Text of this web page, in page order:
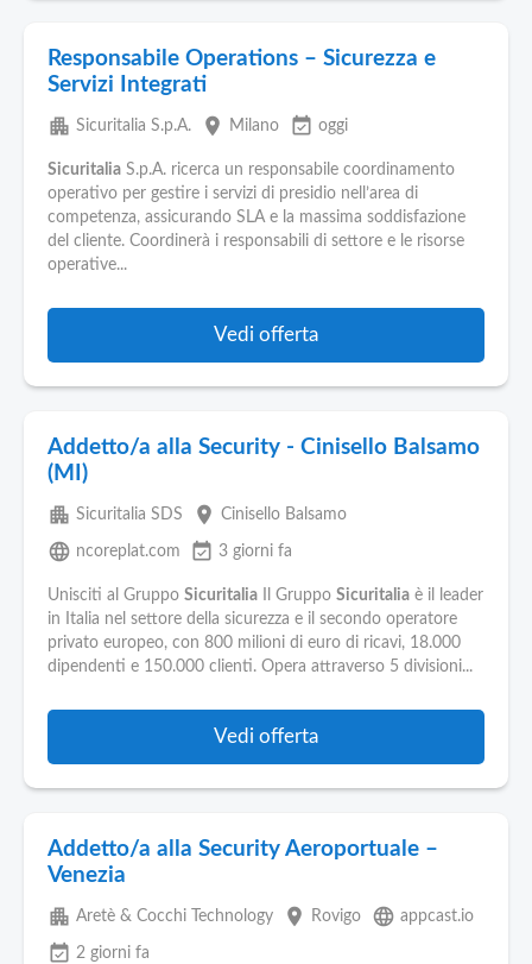
Responsabile Operations – Sicurezza e
Servizi Integrati
apartment Sicuritalia S.p.A. place Milano event_available oggi
Sicuritalia S.p.A. ricerca un responsabile coordinamento
operativo per gestire i servizi di presidio nell’area di
competenza, assicurando SLA e la massima soddisfazione
del cliente. Coordinerà i responsabili di settore e le risorse
operative...
Vedi offerta
Addetto/a alla Security - Cinisello Balsamo
(MI)
apartment Sicuritalia SDS place Cinisello Balsamo
language ncoreplat.com event_available 3 giorni fa
Unisciti al Gruppo Sicuritalia Il Gruppo Sicuritalia è il leader
in Italia nel settore della sicurezza e il secondo operatore
privato europeo, con 800 milioni di euro di ricavi, 18.000
dipendenti e 150.000 clienti. Opera attraverso 5 divisioni...
Vedi offerta
Addetto/a alla Security Aeroportuale –
Venezia
apartment Aretè & Cocchi Technology place Rovigo language appcast.io
event_available 2 giorni fa